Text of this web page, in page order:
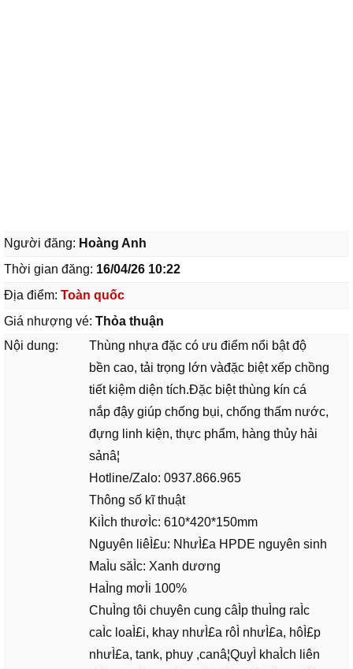
Người đăng: Hoàng Anh
Thời gian đăng: 16/04/26 10:22
Địa điểm: Toàn quốc
Giá nhượng vé: Thỏa thuận
Nội dung:
Thùng nhựa đặc có ưu điểm nổi bật độ
bền cao, tải trọng lớn vàđặc biệt xếp chồng
tiết kiệm diện tích.Đặc biệt thùng kín cá
nắp đậy giúp chống bụi, chống thấm nước,
đựng linh kiện, thực phẩm, hàng thủy hải
sảnâ¦
Hotline/Zalo: 0937.866.965
Thông số kĩ thuật
KiÌch thươÌc: 610*420*150mm
Nguyên liêÌ£u: NhưÌ£a HPDE nguyên sinh
MaÌu săÌc: Xanh dương
HaÌng mơÌi 100%
ChuÌng tôi chuyên cung câÌp thuÌng raÌc
caÌc loaÌ£i, khay nhưÌ£a rôÌ nhưÌ£a, hôÌ£p
nhưÌ£a, tank, phuy ,canâ¦QuyÌ khaÌch liên